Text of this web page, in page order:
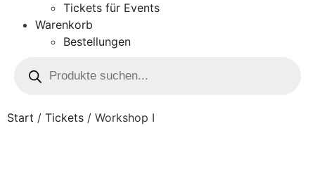
Tickets für Events
Warenkorb
Bestellungen
Start / Tickets / Workshop I